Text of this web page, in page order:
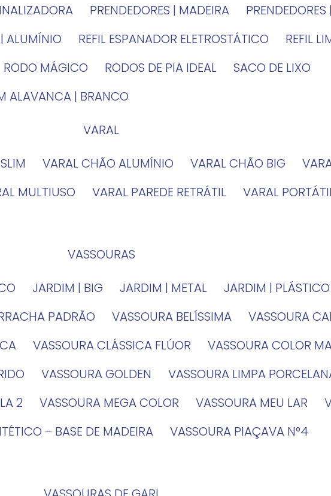
PRENDEDORES | MADEIRA
| ALUMÍNIO REFIL ESPANADOR ELETROSTÁTICO
REFIL
RODO MÁGICO RODOS DE PIA IDEAL
SACO DE LIXO
ALAVANCA | BRANCO
VARAL
VARAL CHÃO ALUMÍNIO VARAL CHÃO BIG
MULTIUSO VARAL PAREDE RETRÁTIL
VARAL
VASSOURAS
JARDIM | BIG JARDIM | METAL JARDIM | PLÁSTICO
PADRÃO VASSOURA BELÍSSIMA
VASSOURA
VASSOURA CLÁSSICA FLÚOR
VASSOURA COLOR
VASSOURA GOLDEN
VASSOURA LIMPA
2 VASSOURA MEGA COLOR VASSOURA MEU LAR
– BASE DE MADEIRA
VASSOURA PIAÇAVA N°4